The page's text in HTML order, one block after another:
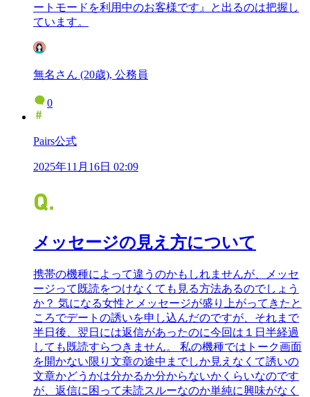
ートモードを利用中のお客様です』と出るのは把握し
ています。
無名さん (20歳), 公務員
0
Pairs公式
2025年11月16日 02:09
メッセージの見え方について
携帯の機種によって違うのかもしれませんが、メッセ
ージって既読をつけなくても見る方法あるのでしょう
か？ 気になる女性とメッセージが盛り上がってきたと
ころでデートの誘いを申し込んだのですが、それまで
半日後、翌日には返信があったのに今回は１日半経過
しても既読すらつきません。 私の機種ではトーク画面
を開かない限り文章の途中までしか見えなくて誘いの
文章かどうかは分かるか分からないかくらいなのです
が、返信に困って未読スルーなのか単純に興味がなく